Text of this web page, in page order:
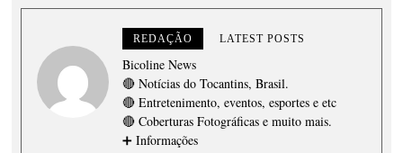
REDAÇÃO LATEST POSTS
Bicoline News
🔴 Notícias do Tocantins, Brasil.
🔴 Entretenimento, eventos, esportes e etc
🔴 Coberturas Fotográficas e muito mais.
➕ Informações